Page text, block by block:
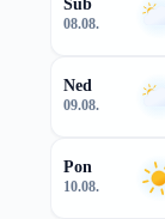
Sub
08.08.
Ned
09.08.
Pon
10.08.